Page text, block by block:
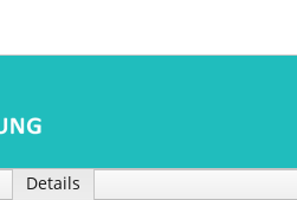
Details